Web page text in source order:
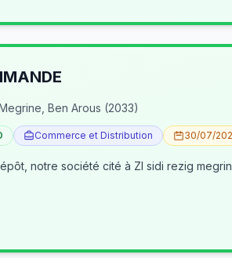
Ben Arous (2033)
Commerce et Distribution 30/07/
sidi rezig megrine recrute des jeunes pour occuper le